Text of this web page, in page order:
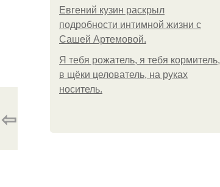
Евгений кузин раскрыл
подробности интимной жизни с
Сашей Артемовой.
Я тебя рожатель, я тебя кормитель,
в щёки целователь, на руках
носитель.
⇦